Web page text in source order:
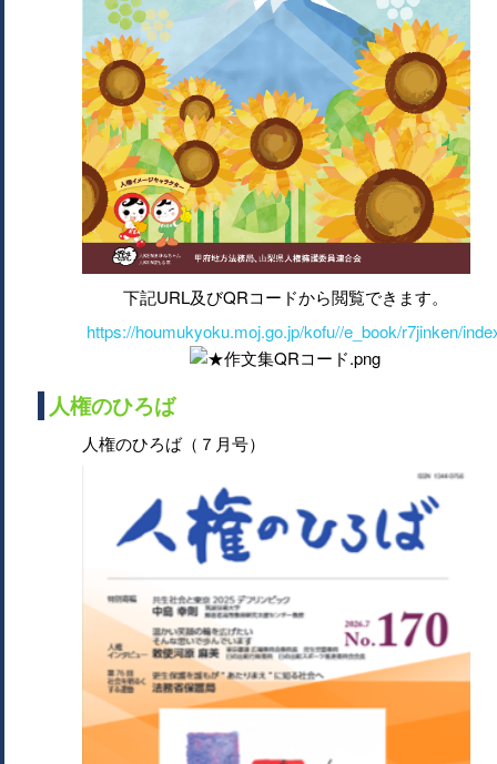
下記URL及びQRコードから閲覧できます。
https://houmukyoku.moj.go.jp/kofu//e_book/r7jinken/
人権のひろば
人権のひろば（７月号）